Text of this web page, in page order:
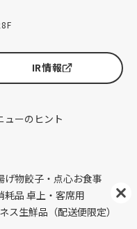
IR情報
ューのヒント
げ物餃子・点心お食事
耗品 卓上・客席用
ス生鮮品（配送便限定）